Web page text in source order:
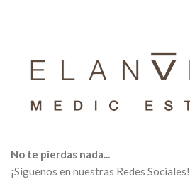
No te pierdas nada...
¡Síguenos en nuestras Redes Sociales!